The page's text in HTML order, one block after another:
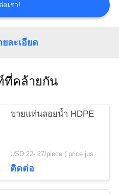
อเรา!
ละเอียด
คล้ายกัน
ขายแท่นลอยน้ำ HDPE
USD 22- 27/piece ( price just for reference, detailed prices need to be confirmed) MOQ:100 ชิ้น
ติดต่อ